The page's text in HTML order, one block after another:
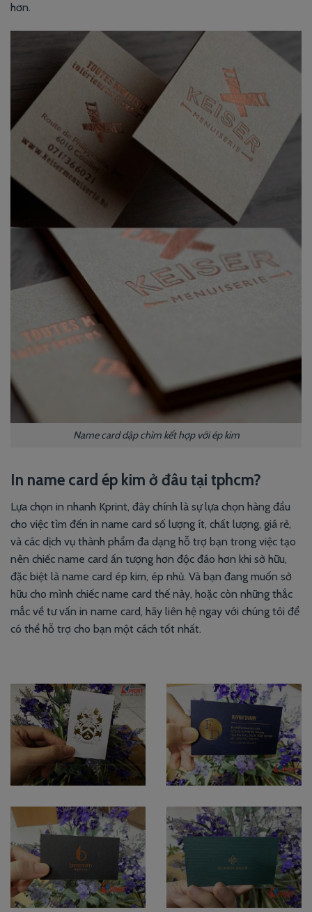
hơn.
Name card dập chìm kết hợp với ép kim
In name card ép kim ở đâu tại tphcm?
Lựa chọn in nhanh Kprint, đây chính là sự lựa chọn hàng đầu
cho việc tìm đến in name card số lượng ít, chất lượng, giá rẻ,
và các dịch vụ thành phẩm đa dạng hỗ trợ bạn trong việc tạo
nên chiếc name card ấn tượng hơn độc đáo hơn khi sở hữu,
đặc biệt là name card ép kim, ép nhủ. Và bạn đang muốn sở
hữu cho mình chiếc name card thế này, hoặc còn những thắc
mắc về tư vấn in name card, hãy liên hệ ngay với chúng tôi để
có thể hỗ trợ cho bạn một cách tốt nhất.